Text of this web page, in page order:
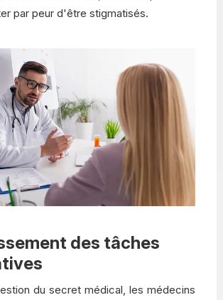
par peur d'être stigmatisés.
des tâches
du secret médical, les médecins